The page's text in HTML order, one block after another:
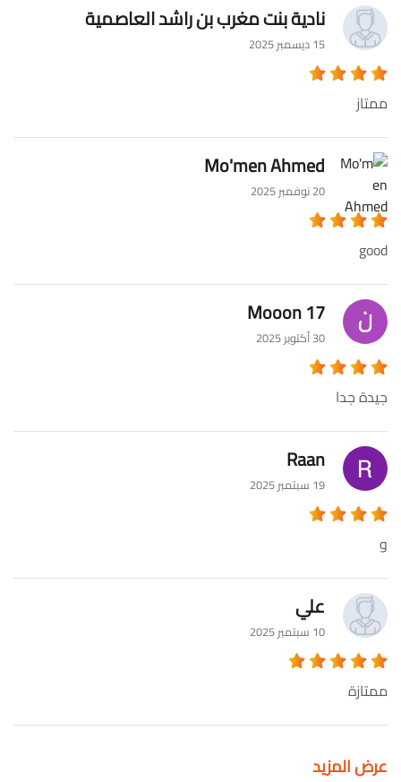
نادية بنت مغرب بن راشد العاصمية
15 ديسمبر 2025
ممتاز
Mo'men Ahmed
20 نوفمبر 2025
good
Mooon 17
30 أكتوبر 2025
جيدة جدا
Raan
19 سبتمبر 2025
و
علي
10 سبتمبر 2025
ممتازة
عرض المزيد